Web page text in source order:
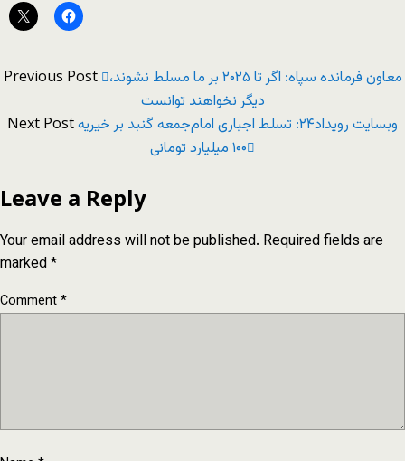
Previous Post
معاون فرمانده سپاه: اگر تا ۲۰۲۵ بر ما مسلط نشوند،
دیگر نخواهند توانست
Next Postوبسایت رویداد۲۴: تسلط اجباری امام‌جمعه گنبد بر خیریه
۱۰۰ میلیارد تومانی
Leave a Reply
Your email address will not be published. Required fields are
marked*
Comment*